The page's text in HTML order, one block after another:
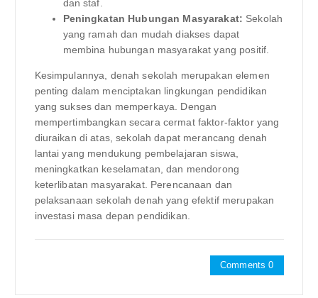
dan staf.
Peningkatan Hubungan Masyarakat: Sekolah
yang ramah dan mudah diakses dapat
membina hubungan masyarakat yang positif.
Kesimpulannya, denah sekolah merupakan elemen
penting dalam menciptakan lingkungan pendidikan
yang sukses dan memperkaya. Dengan
mempertimbangkan secara cermat faktor-faktor yang
diuraikan di atas, sekolah dapat merancang denah
lantai yang mendukung pembelajaran siswa,
meningkatkan keselamatan, dan mendorong
keterlibatan masyarakat. Perencanaan dan
pelaksanaan sekolah denah yang efektif merupakan
investasi masa depan pendidikan.
Comments 0